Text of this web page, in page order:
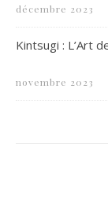
décembre 2023
Kintsugi : L’Art
novembre 2023